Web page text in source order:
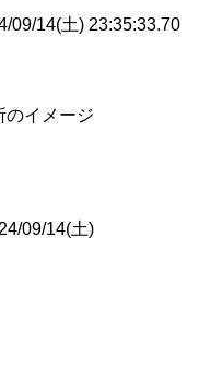
09/14(土) 23:35:33.70
のイメージ
09/14(土)